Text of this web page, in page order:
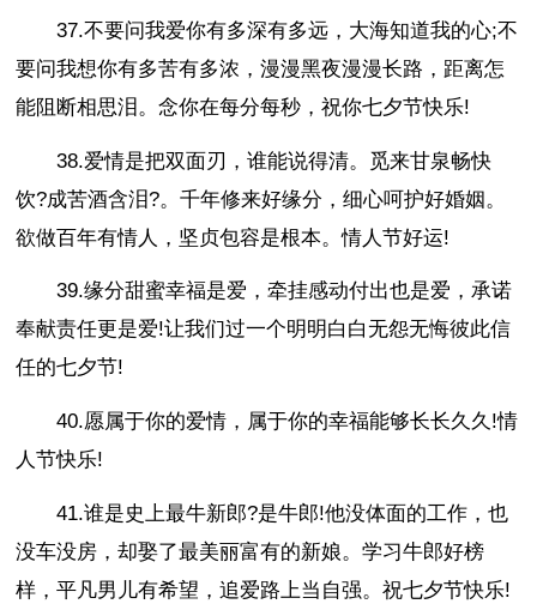
37.不要问我爱你有多深有多远，大海知道我的心;不
要问我想你有多苦有多浓，漫漫黑夜漫漫长路，距离怎
能阻断相思泪。念你在每分每秒，祝你七夕节快乐!
38.爱情是把双面刃，谁能说得清。觅来甘泉畅快
饮?成苦酒含泪?。千年修来好缘分，细心呵护好婚姻。
欲做百年有情人，坚贞包容是根本。情人节好运!
39.缘分甜蜜幸福是爱，牵挂感动付出也是爱，承诺
奉献责任更是爱!让我们过一个明明白白无怨无悔彼此信
任的七夕节!
40.愿属于你的爱情，属于你的幸福能够长长久久!情
人节快乐!
41.谁是史上最牛新郎?是牛郎!他没体面的工作，也
没车没房，却娶了最美丽富有的新娘。学习牛郎好榜
样，平凡男儿有希望，追爱路上当自强。祝七夕节快乐!